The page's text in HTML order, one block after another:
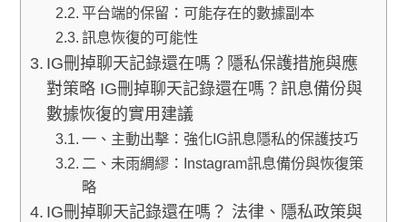
平台端的保留：可能存在的數據副本
訊息恢復的可能性
IG刪掉聊天記錄還在嗎？隱私保護措施與應
對策略 IG刪掉聊天記錄還在嗎？訊息備份與
數據恢復的實用建議
一、主動出擊：強化IG訊息隱私的保護技巧
二、未雨綢繆：Instagram訊息備份與恢復策
略
IG刪掉聊天記錄還在嗎？ 法律、隱私政策與